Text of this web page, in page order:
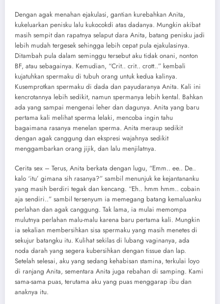
Dengan agak menahan ejakulasi, gantian kurebahkan Anita,
kukeluarkan penisku lalu kukocokdi atas dadanya. Mungkin akibat
masih sempit dan rapatnya selaput dara Anita, batang penisku jadi
lebih mudah tergesek sehingga lebih cepat pula ejakulasinya.
Ditambah pula dalam seminggu tersebut aku tidak onani, nonton
BF, atau sebagainya. Kemudian, “Crit.. crit.. crott..” kembali
kujatuhkan spermaku di tubuh orang untuk kedua kalinya.
Kusemprotkan spermaku di dada dan payudaranya Anita. Kali ini
kencrotannya lebih sedikit, namun spermanya lebih kental. Bahkan
ada yang sampai mengenai leher dan dagunya. Anita yang baru
pertama kali melihat sperma lelaki, mencoba ingin tahu
bagaimana rasanya menelan sperma. Anita meraup sedikit
dengan agak canggung dan ekspresi wajahnya sedikit
menggambarkan orang jijik, dan lalu menjilatnya.
Cerita sex – Terus, Anita berkata dengan lugu, “Emm.. ee.. De..
kalo ‘itu’ gimana sih rasanya?” sambil menunjuk ke kejantananku
yang masih berdiri tegak dan kencang. “Eh.. hmm hmm.. cobain
aja sendiri..” sambil tersenyum ia memegang batang kemaluanku
perlahan dan agak canggung. Tak lama, ia mulai memompa
mulutnya perlahan malu-malu karena baru pertama kali. Mungkin
ia sekalian membersihkan sisa spermaku yang masih menetes di
sekujur batangku itu. Kulihat sekilas di lubang vaginanya, ada
noda darah yang segera kubersihkan dengan tissue dan lap.
Setelah selesai, aku yang sedang kehabisan stamina, terkulai loyo
di ranjang Anita, sementara Anita juga rebahan di samping. Kami
sama-sama puas, terutama aku yang puas menggarap ibu dan
anaknya itu.